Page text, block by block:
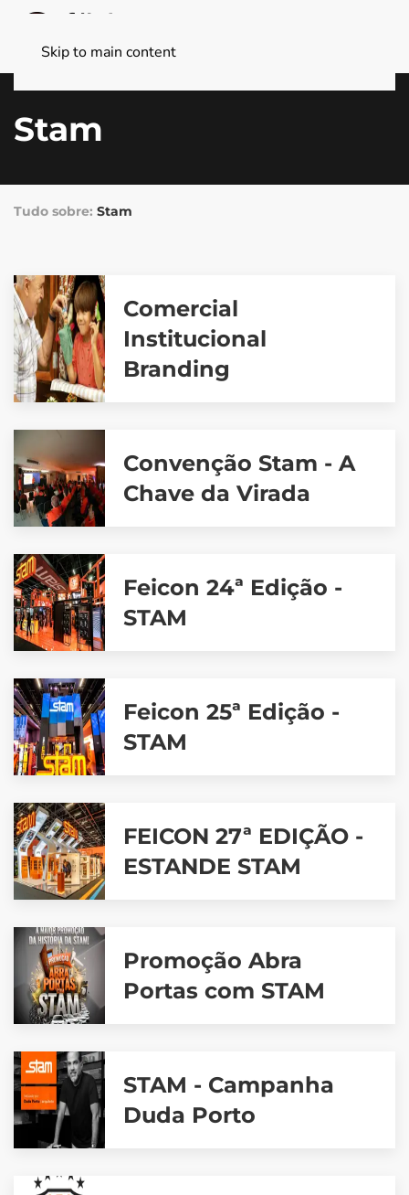
Skip to main content
Stam
Tudo sobre: Stam
Comercial
Institucional
Branding
Convenção Stam - A
Chave da Virada
Feicon 24ª Edição -
STAM
Feicon 25ª Edição -
STAM
FEICON 27ª EDIÇÃO -
ESTANDE STAM
Promoção Abra
Portas com STAM
STAM - Campanha
Duda Porto